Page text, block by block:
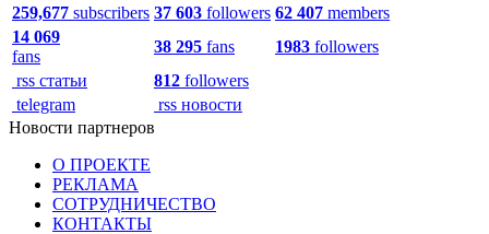
259,677 subscribers 37 603 followers 62 407 members
14 069
fans
38 295 fans 1983 followers
rss статьи
812 followers
telegram
rss новости
Новости партнеров
О ПРОЕКТЕ
РЕКЛАМА
СОТРУДНИЧЕСТВО
КОНТАКТЫ